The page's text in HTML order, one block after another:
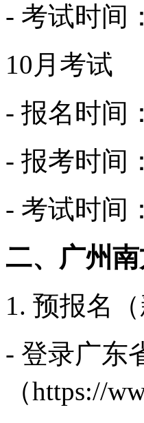
- 考试时间
10月考试
- 报名时间
- 报考时间
- 考试时间
二、广州
1. 预报名（
- 登录广东
（https://